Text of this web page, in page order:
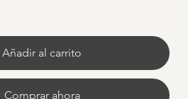
Añadir al carrito
Comprar ahora